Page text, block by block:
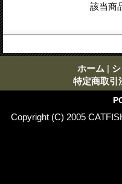
該当商
ホーム |
特定商取引
Copyright (C) 2005